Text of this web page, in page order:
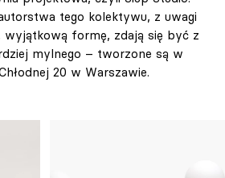
tego kolektywu, z uwagi
wyjątkową formę, zdają się być z
mylnego – tworzone są w
20 w Warszawie.